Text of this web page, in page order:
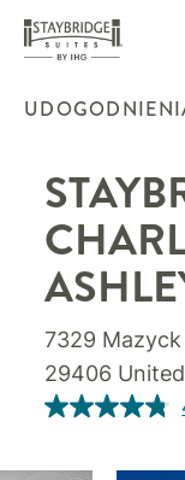
7329 Mazyck
29406